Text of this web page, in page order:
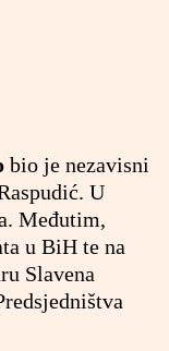
bio je nezavisni
U
Međutim,
u BiH te na
Slavena